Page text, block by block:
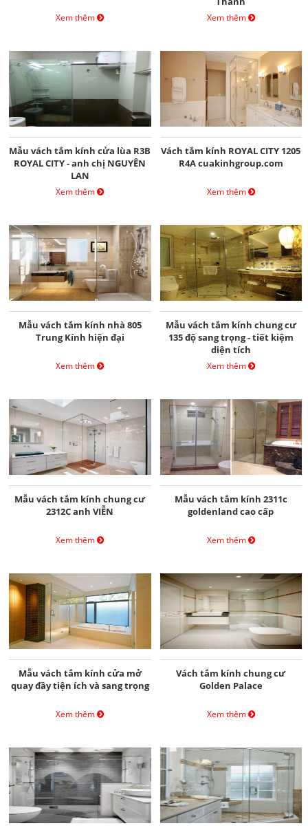
Xem thêm Xem thêm
Mẫu vách tắm kính cửa lùa R3B
ROYAL CITY - anh chị NGUYÊN
LAN
Xem thêm
Vách tắm kính ROYAL CITY 1205
R4A cuakinhgroup.com
Xem thêm
Mẫu vách tắm kính nhà 805
Trung Kính hiện đại
Xem thêm
Mẫu vách tắm kính chung cư
135 độ sang trọng - tiết kiệm
diện tích
Xem thêm
Mẫu vách tắm kính chung cư
2312C anh VIỄN
Xem thêm
Mẫu vách tắm kính 2311c
goldenland cao cấp
Xem thêm
Mẫu vách tắm kính cửa mở
quay đầy tiện ích và sang trọng
Xem thêm
Vách tắm kính chung cư
Golden Palace
Xem thêm